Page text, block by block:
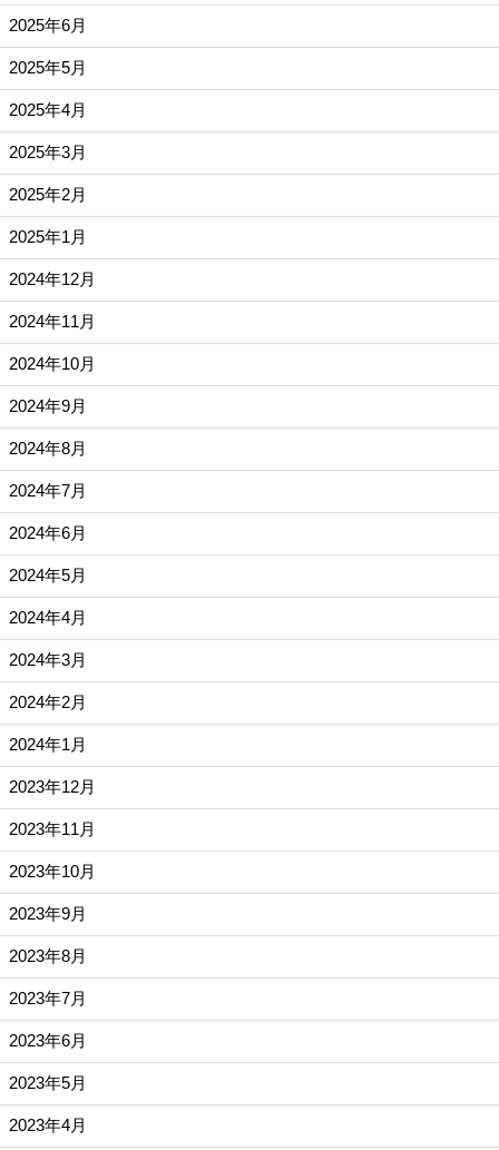
2025年6月
2025年5月
2025年4月
2025年3月
2025年2月
2025年1月
2024年12月
2024年11月
2024年10月
2024年9月
2024年8月
2024年7月
2024年6月
2024年5月
2024年4月
2024年3月
2024年2月
2024年1月
2023年12月
2023年11月
2023年10月
2023年9月
2023年8月
2023年7月
2023年6月
2023年5月
2023年4月